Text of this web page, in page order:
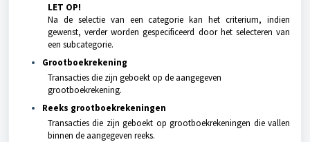
LET OP!
Na de selectie van een categorie kan het criterium, indien
gewenst, verder worden gespecificeerd door het selecteren van
een subcategorie.
Grootboekrekening
Transacties die zijn geboekt op de aangegeven
grootboekrekening.
Reeks grootboekrekeningen
Transacties die zijn geboekt op grootboekrekeningen die vallen
binnen de aangegeven reeks.